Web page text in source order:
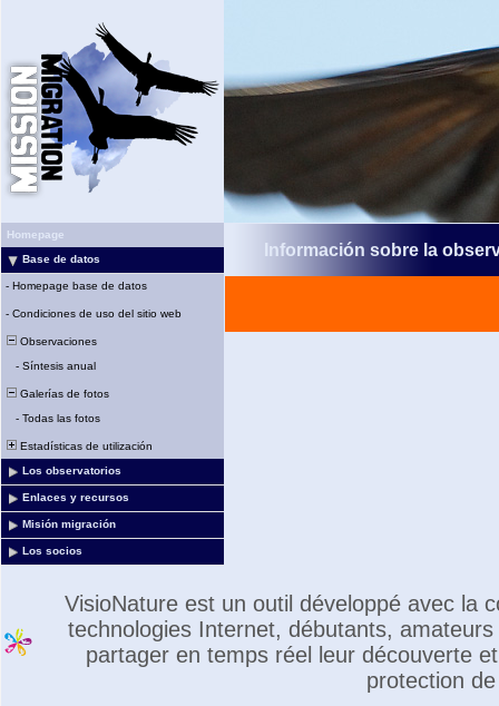
Homepage
Base de datos
- Homepage base de datos
- Condiciones de uso del sitio web
Observaciones
- Síntesis anual
Galerías de fotos
- Todas las fotos
Estadísticas de utilización
Los observatorios
Enlaces y recursos
Misión migración
Los socios
Información sobre la
VisioNature est un outil développé avec la
technologies Internet, débutants,
partager en temps réel leur découverte
protection